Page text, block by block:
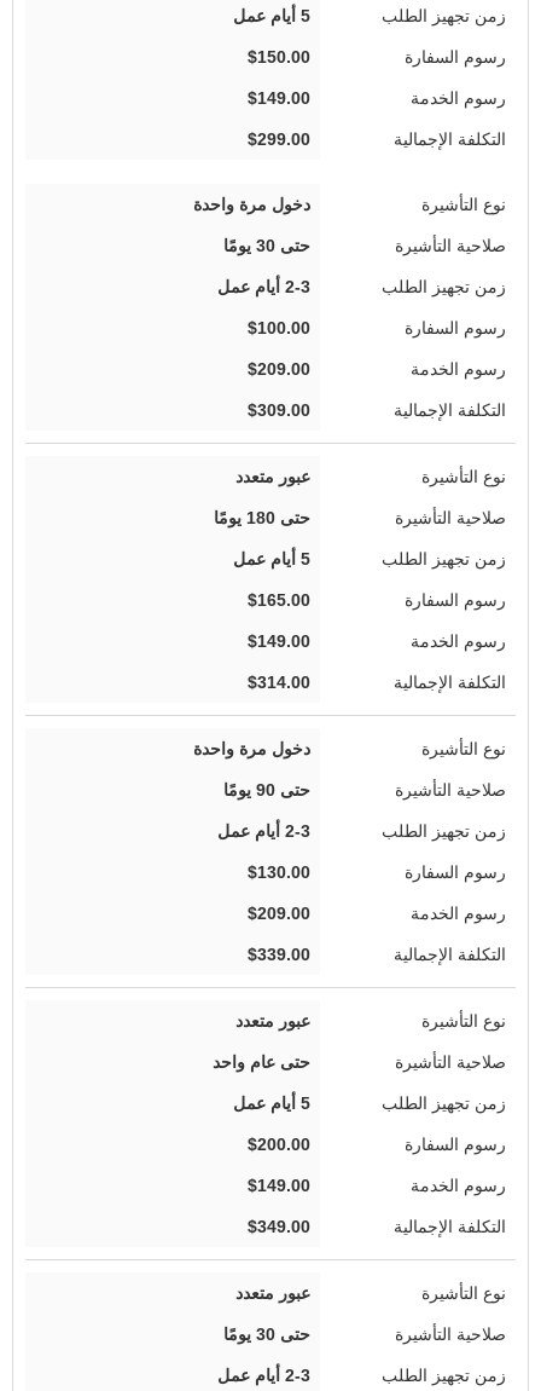
5 أيام عمل
$150.00
$149.00
$299.00
دخول مرة واحدة
حتى 30 يومًا
2-3 أيام عمل
$100.00
$209.00
$309.00
عبور متعدد
حتى 180 يومًا
5 أيام عمل
$165.00
$149.00
$314.00
دخول مرة واحدة
حتى 90 يومًا
2-3 أيام عمل
$130.00
$209.00
$339.00
عبور متعدد
حتى عام واحد
5 أيام عمل
$200.00
$149.00
$349.00
عبور متعدد
حتى 30 يومًا
2-3 أيام عمل